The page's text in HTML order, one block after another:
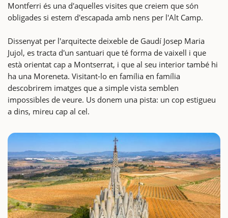
Montferri és una d'aquelles visites que creiem que són
obligades si estem d'escapada amb nens per l'Alt Camp.
Dissenyat per l'arquitecte deixeble de Gaudí Josep Maria
Jujol, es tracta d'un santuari que té forma de vaixell i que
està orientat cap a Montserrat, i que al seu interior també hi
ha una Moreneta. Visitant-lo en família en família
descobrirem imatges que a simple vista semblen
impossibles de veure. Us donem una pista: un cop estigueu
a dins, mireu cap al cel.